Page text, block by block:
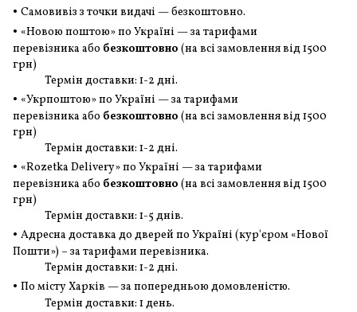
• Самовивіз з точки видачі — безкоштовно.
• «Новою поштою» по Україні — за тарифами
перевізника або безкоштовно (на всі замовленнявід 1500
грн)
Термін доставки: 1-2 дні.
• «Укрпоштою» по Україні — за тарифами
перевізника або безкоштовно (на всі замовленнявід 1500
грн)
Термін доставки: 1-2 дні.
• «Rozetka Delivery» по Україні — за тарифами
перевізника або безкоштовно (на всі замовленнявід 1500
грн)
Термін доставки: 1-5 днів.
• Адресна доставка до дверей по Україні (кур'єром «Нової
Пошти») – за тарифами перевізника.
Термін доставки: 1-2 дні.
• По місту Харків — за попередньою домовленістю.
Термін доставки: 1 день.